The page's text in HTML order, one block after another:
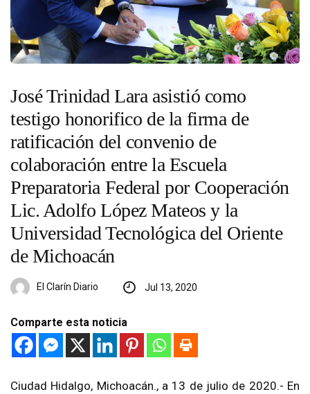
José Trinidad Lara asistió como
testigo honorifico de la firma de
ratificación del convenio de
colaboración entre la Escuela
Preparatoria Federal por Cooperación
Lic. Adolfo López Mateos y la
Universidad Tecnológica del Oriente
de Michoacán
El Clarín Diario Jul 13, 2020
Comparte esta noticia
Ciudad Hidalgo, Michoacán., a 13 de julio de 2020.- En